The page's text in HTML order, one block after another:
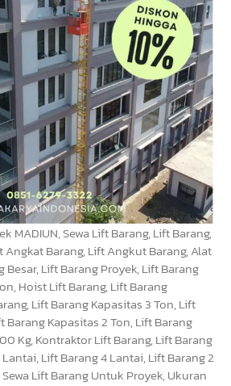
MADIUN, Sewa Lift Barang, Lift Barang,
Angkat Barang, Lift Angkut Barang, Alat
Besar, Lift Barang Proyek, Lift Barang
Hoist Lift Barang, Lift Barang
Lift Barang Kapasitas 3 Ton, Lift
Barang Kapasitas 2 Ton, Lift Barang
Kg, Kontraktor Lift Barang, Lift Barang
Lift Barang 4 Lantai, Lift Barang 2
Lift Barang Untuk Proyek, Ukuran